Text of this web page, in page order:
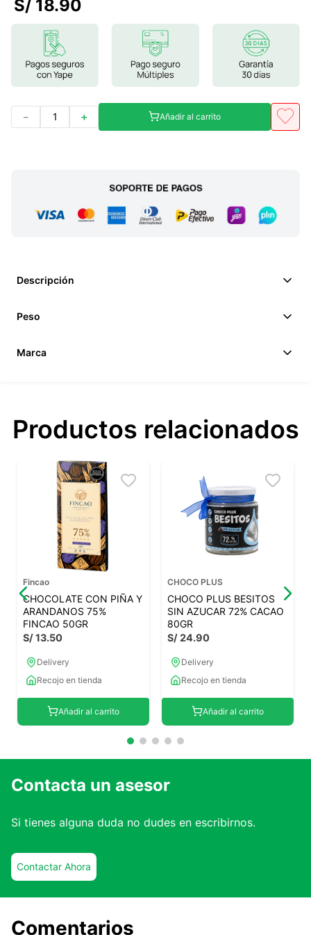
magnesio
9.
melena leon
S/ 18.90
＋
－ Añadir al carrito
Descripción
Peso
Marca
Productos relacionados
Fincao
CHOCOLATE CON PIÑA Y
ARANDANOS 75%
FINCAO 50GR
S/13.50
Delivery
Recojo en tienda
Añadir al carrito
CHOCO PLUS
CHOCO PLUS BESITOS
SIN AZUCAR 72% CACAO
80GR
S/24.90
Delivery
Recojo en tienda
Añadir al carrito
Contacta un asesor
Si tienes alguna duda no dudes en escribirnos.
Contactar Ahora
Comentarios